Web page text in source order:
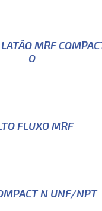
MRF
O
FLUXO MRF
N UNF/NPT